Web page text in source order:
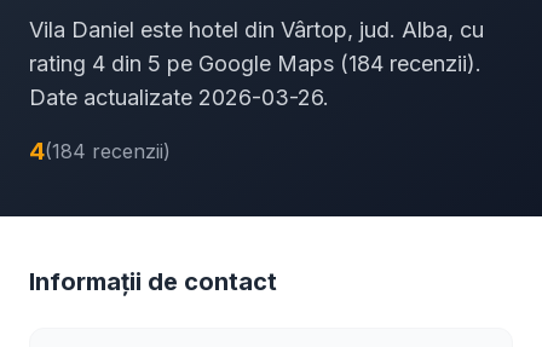
Vila Daniel este hotel din Vârtop, jud. Alba, cu
rating 4 din 5 pe Google Maps (184 recenzii).
Date actualizate 2026-03-26.
4(184 recenzii)
Informații de contact